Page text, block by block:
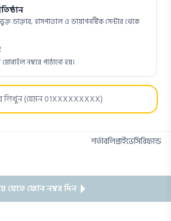
ডাক্তার, হাসপাতাল ও ডায়াগনস্টিক সেন্টার থেকে
নম্বরে পাঠানো হয়।
যেতে ফোন নম্বর দিন
শর্তাবলিপ্রাইভেসিরিফান্ড